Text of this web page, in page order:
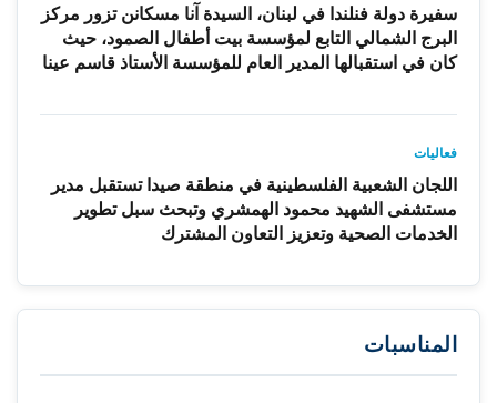
سفيرة دولة فنلندا في لبنان، السيدة آنا مسكانن تزور مركز
البرج الشمالي التابع لمؤسسة بيت أطفال الصمود، حيث
كان في استقبالها المدير العام للمؤسسة الأستاذ قاسم عينا
فعاليات
اللجان الشعبية الفلسطينية في منطقة صيدا تستقبل مدير
مستشفى الشهيد محمود الهمشري وتبحث سبل تطوير
الخدمات الصحية وتعزيز التعاون المشترك
المناسبات